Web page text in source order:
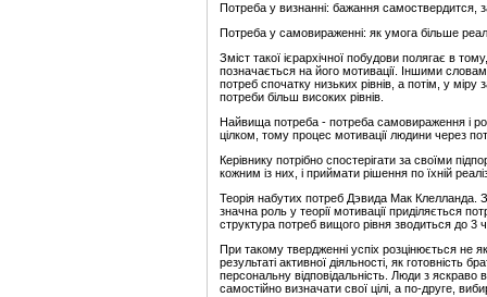
Потреба у визнанні: бажання самоствердится,
Потреба у самовираженні: як умога більше
Зміст такої ієрархічної побудови полягає в
позначається на його мотивації. Іншими
потреб спочатку низьких рівнів, а потім, у
потреби більш високих рівнів.
Найвища потреба - потреба самовираження і
цілком, тому процес мотивації людини через
Керівнику потрібно спостерігати за своїми
кожним із них, і приймати рішення по їхній
Теорія набутих потреб Дэвида Мак Клелланда.
значна роль у теорії мотивації приділяється
структура потреб вищого рівня зводиться до 3
При такому твердженні успіх розцінюється не
результаті активної діяльності, як готовність
персональну відповідальність. Люди з
самостійно визначати свої цілі, а по-друге,